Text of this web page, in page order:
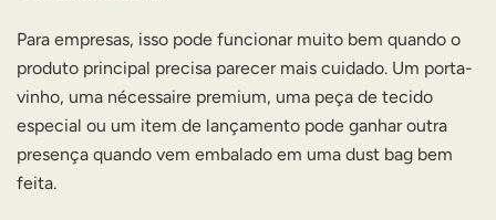
Para empresas, isso pode funcionar muito bem quando o
produto principal precisa parecer mais cuidado. Um porta-
vinho, uma nécessaire premium, uma peça de tecido
especial ou um item de lançamento pode ganhar outra
presença quando vem embalado em uma dust bag bem
feita.